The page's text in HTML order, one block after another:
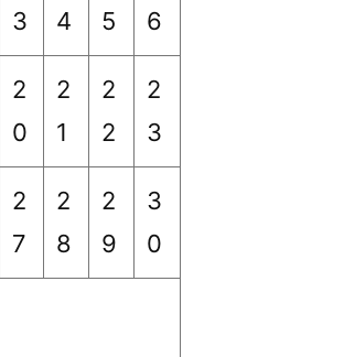
3
4
5
6
2
0
2
1
2
2
2
3
2
7
2
8
2
9
3
0